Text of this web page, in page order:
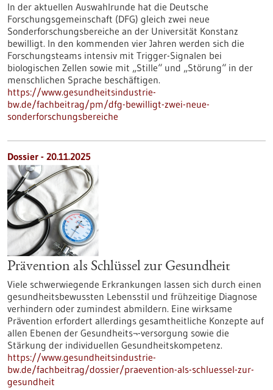
In der aktuellen Auswahlrunde hat die Deutsche
Forschungsgemeinschaft (DFG) gleich zwei neue
Sonderforschungsbereiche an der Universität Konstanz
bewilligt. In den kommenden vier Jahren werden sich die
Forschungsteams intensiv mit Trigger-Signalen bei
biologischen Zellen sowie mit „Stille“ und „Störung“ in der
menschlichen Sprache beschäftigen.
https://www.gesundheitsindustrie-
bw.de/fachbeitrag/pm/dfg-bewilligt-zwei-neue-
sonderforschungsbereiche
Dossier - 20.11.2025
Prävention als Schlüssel zur Gesundheit
Viele schwerwiegende Erkrankungen lassen sich durch einen
gesundheitsbewussten Lebensstil und frühzeitige Diagnose
verhindern oder zumindest abmildern. Eine wirksame
Prävention erfordert allerdings gesamtheitliche Konzepte auf
allen Ebenen der Gesundheits¬-versorgung sowie die
Stärkung der individuellen Gesundheitskompetenz.
https://www.gesundheitsindustrie-
bw.de/fachbeitrag/dossier/praevention-als-schluessel-zur-
gesundheit